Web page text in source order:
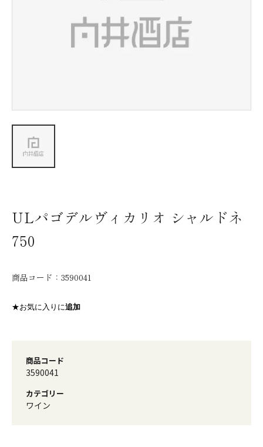
会社情報
ULパゴデルヴィカリオ シャルドネ
750
商品コード： 3590041
★お気に入りに追加
商品コード
3590041
カテゴリー
ワイン